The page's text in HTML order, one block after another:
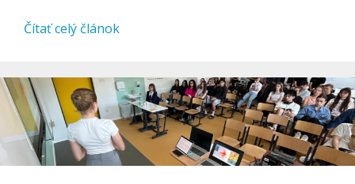
Čítať celý článok